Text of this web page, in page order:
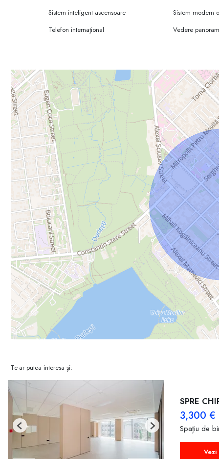
- Oficii moderne, spații comerciale, restaurant, parcări.
✅250 locuri de parcare.
Sistem inteligent ascensoare
Sistem modern
Telefon internațional
Vedere
Te-ar putea interesa și:
Previous Next
SPRE
3,300 €
Spațiu de
Vezi